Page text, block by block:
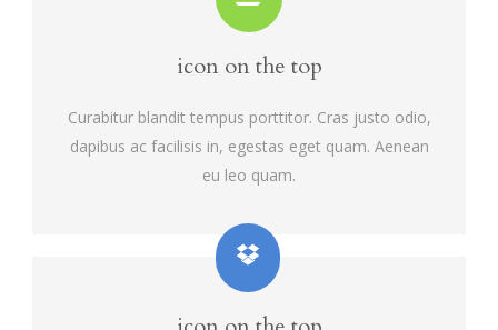
icon on the top
Curabitur blandit tempus porttitor. Cras justo odio,
dapibus ac facilisis in, egestas eget quam. Aenean
eu leo quam.